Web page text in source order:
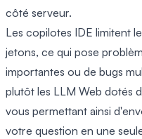
côté serveur.
Les copilotes IDE limitent
jetons, ce qui pose
importantes ou de bugs
plutôt les LLM Web dotés
vous permettant ainsi
votre question en une